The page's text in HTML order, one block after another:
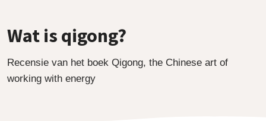
Wat is qigong?
Recensie van het boek Qigong, the Chinese art of
working with energy